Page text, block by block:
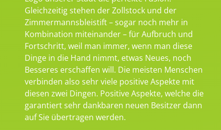
Gleichzeitig stehen der Zollstock und der
Zimmermannsbleistift – sogar noch mehr in
Kombination miteinander – für Aufbruch und
Fortschritt, weil man immer, wenn man diese
Dinge in die Hand nimmt, etwas Neues, noch
Besseres erschaffen will. Die meisten Menschen
verbinden also sehr viele positive Aspekte mit
diesen zwei Dingen. Positive Aspekte, welche die
garantiert sehr dankbaren neuen Besitzer dann
auf Sie übertragen werden.